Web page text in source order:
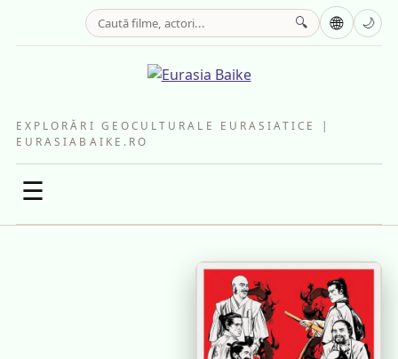
EXPLORĂRI GEOCULTURALE EURASIATICE |
EURASIABAIKE.RO
☰
🔍 🌐 🌙